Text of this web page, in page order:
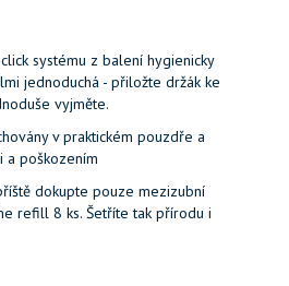
systému z balení hygienicky
jednoduchá - přiložte držák ke
vyjměte.
v praktickém pouzdře a
a poškozením
dokupte pouze mezizubní
refill 8 ks. Šetříte tak přírodu i